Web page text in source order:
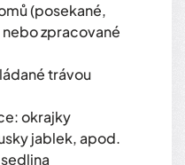
(posekané,
zpracované
trávou
okrajky
jablek, apod.